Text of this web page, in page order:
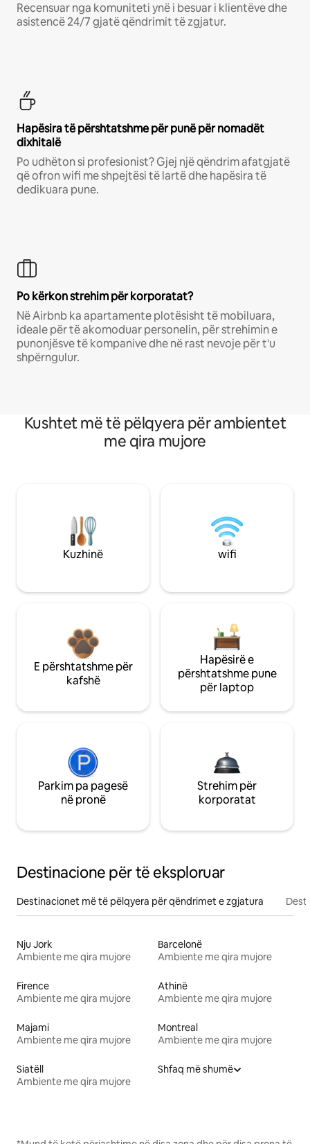
Recensuar nga komuniteti ynë i besuar i klientëve dhe
asistencë 24/7 gjatë qëndrimit të zgjatur.
Hapësira të përshtatshme për punë për nomadët
dixhitalë
Po udhëton si profesionist? Gjej një qëndrim afatgjatë
që ofron wifi me shpejtësi të lartë dhe hapësira të
dedikuara pune.
Po kërkon strehim për korporatat?
Në Airbnb ka apartamente plotësisht të mobiluara,
ideale për të akomoduar personelin, për strehimin e
punonjësve të kompanive dhe në rast nevoje për t'u
shpërngulur.
Kushtet më të pëlqyera për ambientet
me qira mujore
Kuzhinë wifi
E përshtatshme për
kafshë
Hapësirë e
përshtatshme pune
për laptop
Parkim pa pagesë
në pronë
Strehim për
korporatat
Destinacione për të eksploruar
Destinacionet më të pëlqyera për qëndrimet e zgjatura
Nju Jork
Ambiente me qira mujore
Barcelonë
Ambiente me qira mujore
Firence
Ambiente me qira mujore
Athinë
Ambiente me qira mujore
Majami
Ambiente me qira mujore
Montreal
Ambiente me qira mujore
Siatëll
Ambiente me qira mujore
Shfaq më shumë